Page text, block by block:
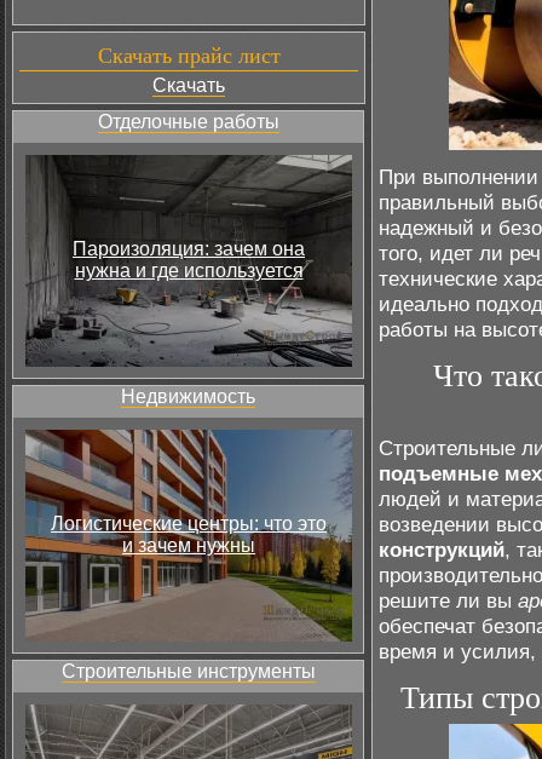
Скачать прайс лист
Скачать
Отделочные работы
Пароизоляция: зачем она
нужна и где используется
Недвижимость
Логистические центры: что это
и зачем нужны
Строительные инструменты
При
правильный
надежный и
того, идет ли
технические
идеально
работы на
Что
Строительные
подъемные
людей и
возведении
конструкций,
решите ли вы
обеспечат
время и усилия,
Типы